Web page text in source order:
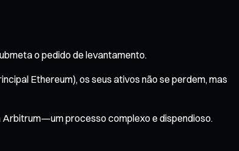
o pedido de levantamento.
Ethereum), os seus ativos não se perdem, mas
processo complexo e dispendioso.